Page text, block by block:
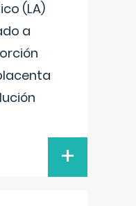
(LA)
a
+